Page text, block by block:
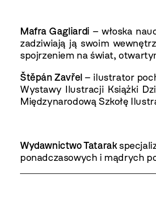
Mafra Gagliardi – włoska
zadziwiają ją swoim
spojrzeniem na świat,
Štěpán Zavřel – ilustrator
Wystawy Ilustracji Książki
Międzynarodową Szkołę
Wydawnictwo Tatarak
ponadczasowych i mądrych